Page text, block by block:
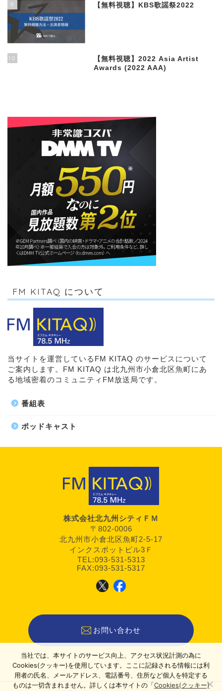
9 【無料視聴】KBS歌謡祭2022
10
【無料視聴】2022 Asia Artist
Awards (2022 AAA)
FM KITAQ について
当サイトを運営しているFM KITAQ のサービスについて
ご案内します。FM KITAQ は北九州市小倉北区魚町にあ
る地域密着のコミュニティFM放送局です。
番組表
ポッドキャスト
株式会社北九州シティＦＭ
〒802-0006
北九州市小倉北区魚町2-5-17
インクスポットビル3Ｆ
TEL:093-531-5313
FAX:093-531-5317
お問い合わせ
当社では、本サイトのサービス向上、アクセス状況計測の為に
Cookies(クッキー)を使用しています。ここに記録される情報には利
用者の氏名、メールアドレス、電話番号、住所など個人を特定する
ものは一切含まれません。詳しくは本サイトの「Cookies(クッキー)